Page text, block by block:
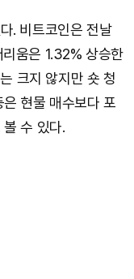
. 비트코인은 전날
움은 1.32% 상승한
크지 않지만 숏 청
현물 매수보다 포
수 있다.